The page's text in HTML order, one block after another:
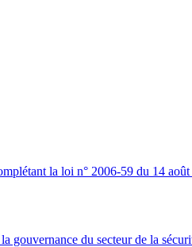
la loi n° 2006-59 du 14
du secteur de la